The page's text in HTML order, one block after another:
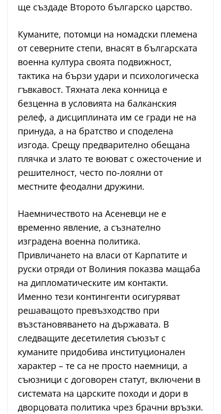
ще създаде Второто българско царство.
Куманите, потомци на номадски племена
от северните степи, внасят в българската
военна култура своята подвижност,
тактика на бързи удари и психологическа
гъвкавост. Тяхната лека конница е
безценна в условията на балканския
релеф, а дисциплината им се гради не на
принуда, а на братство и споделена
изгода. Срещу предварително обещана
плячка и злато те воюват с ожесточение и
решителност, често по-лоялни от
местните феодални дружини.
Наемничеството на Асеневци не е
временно явление, а съзнателно
изградена военна политика.
Привличането на власи от Карпатите и
руски отряди от Волиния показва мащаба
на дипломатическите им контакти.
Именно тези контингенти осигуряват
решаващото превъзходство при
възстановяването на държавата. В
следващите десетилетия съюзът с
куманите придобива институционален
характер – те са не просто наемници, а
съюзници с договорен статут, включени в
системата на царските походи и дори в
дворцовата политика чрез брачни връзки.